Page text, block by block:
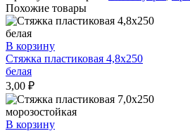
для
проводов
ввода
(РА
25
S)
(BK)
Похожие товары
В корзину
Стяжка пластиковая 4,8х250
белая
3,00 ₽
В корзину